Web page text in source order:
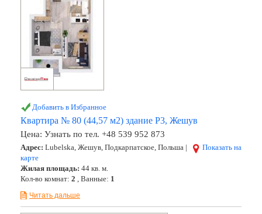
Добавить в Избранное
Квартира № 80 (44,57 м2) здание Р3, Жешув
Цена: Узнать по тел. +48 539 952 873
Адрес: Lubelska, Жешув, Подкарпатское, Польша |
Показать на
карте
Жилая площадь: 44 кв. м.
Кол-во комнат: 2 , Ванные: 1
Читать дальше